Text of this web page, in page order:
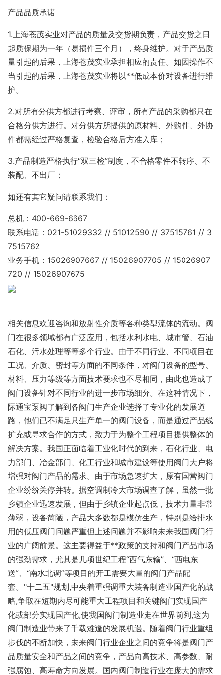
产品品质承诺
1.上海苍茂实业对产品的质量及交货期负责，产品交货之日
起质保期为一年（易损件三个月），终身维护。对于产品质
量引起的后果，上海苍茂实业承担相应的责任。如因操作不
当引起的后果，上海苍茂实业将以**低成本价对设备进行维
护。
2.对所有分供方都进行考察、评审，所有产品的采购都只在
合格分供方进行。对分供方所提供的原材料、外购件、外协
件都需经过严格复查，检验合格后方准入库；
3.产品制造严格执行“双三检”制度，不合格零件不转序、不
装配、不出厂；
如还有其它疑问请联系我们：
总机：400-669-6667
联系电话：021-51029332 // 51012590 // 37515761 // 3
7515762
业务手机：15026907667 // 15026907705 // 15026907
720 // 15026907675
相关信息欢迎咨询和放射性介质等各种类型流体的流动。阀
门在很多领域都有广泛应用，包括水利水电、城市管、石油
石化、污水处理等等多个行业。由于不同行业、不同项目在
工况、介质、密封等方面的不同条件，对阀门设备的型号、
材料、压力等级等方面技术要求也不尽相同，由此也造成了
阀门设备针对不同行业的进一步市场细分。在这种情况下，
际通宝泵阀了解到各阀门生产企业选择了专业化的发展道
路，他们已不满足只生产单一的阀门设备，而是通过产品线
扩充或寻求合作的方式，致力于为整个工程项目提供整体的
解决方案。我国正面临着工业化时代的到来，石化行业、电
力部门、冶金部门、化工行业和城市建设等使用阀门大户将
增强对阀门产品的需求。由于市场急速扩大，原有国营阀门
企业纷纷关停并转。据空调制冷大市场调查了解，虽然一批
乡镇企业迅速发展，但由于乡镇企业起点低，技术力量非常
薄弱，设备简陋，产品大多数都是模仿生产，特别是给排水
用的低压阀门问题严重但上述问题并不影响未来我国阀门行
业的广阔前景。这主要得益于**政策的支持和阀门产品市场
的强劲需求，尤其是几项世纪工程“西气东输”、“西电东
送”、“南水北调”等项目的开工需要大量的阀门产品配
套。"十二五"规划,中央着重强调重大装备制造业国产化的战
略,争取在短期内尽可能重大工程项目和关键阀门实现国产
化或部分实现国产化,使我国阀门制造业走在世界前列,这为
阀门制造业带来了千载难逢的发展机遇。随着阀门行业重组
步伐的不断加快，未来阀门行业企业之间的竞争将是阀门产
品质量安全和产品之间的竞争，产品向高技术、高参数、耐
强腐蚀、高寿命方向发展。国内阀门制造行业在庞大的需求